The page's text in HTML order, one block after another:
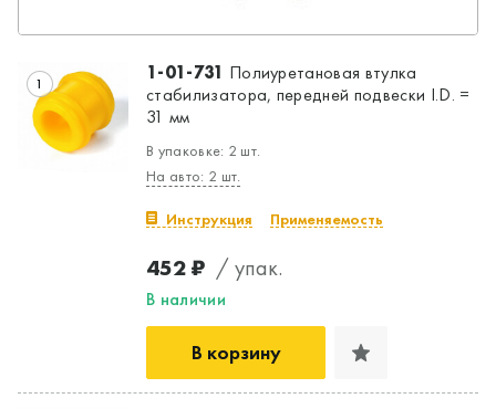
1 1-01-731 Полиуретановая втулка
стабилизатора, передней подвески I.D. =
31 мм
В упаковке: 2 шт.
На авто: 2 шт.
Инструкция Применяемость
452 ₽ / упак.
В наличии
В корзину